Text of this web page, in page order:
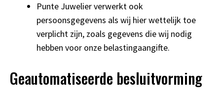
Punte Juwelier verwerkt ook
persoonsgegevens als wij hier wettelijk toe
verplicht zijn, zoals gegevens die wij nodig
hebben voor onze belastingaangifte.
Geautomatiseerde besluitvorming